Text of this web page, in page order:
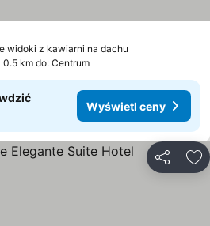
widoki z kawiarni na dachu
0.5 km do: Centrum
Wyświetl ceny